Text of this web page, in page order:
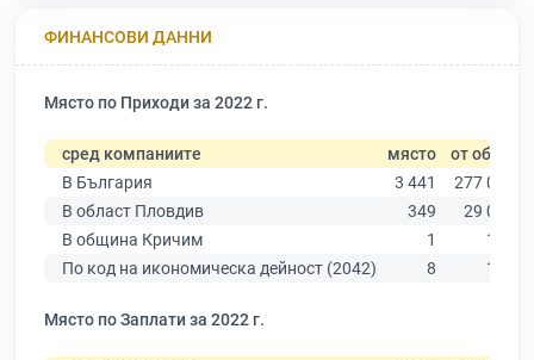
ФИНАНСОВИ ДАННИ
Място по Приходи за 2022 г.
сред компаниите място от общо
В България
3 441
277 019
В област Пловдив
349
29 067
В община Кричим
1
171
По код на икономическа дейност (2042)
8 145
Място по Заплати за 2022 г.